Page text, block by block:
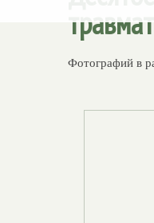
образовательной
Ассоциации
«Артромастер—
Обучающее
KAZAN.
Фотографий в